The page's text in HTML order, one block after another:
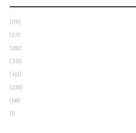
(176)
(271)
(282)
(331)
(401)
(239)
(148)
(1)